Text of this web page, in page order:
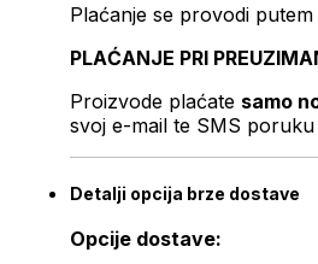
Plaćanje se provodi putem
PLAĆANJE PRI
Proizvode plaćate samo
svoj e-mail te SMS
Detalji opcija brze dostave
Opcije dostave: